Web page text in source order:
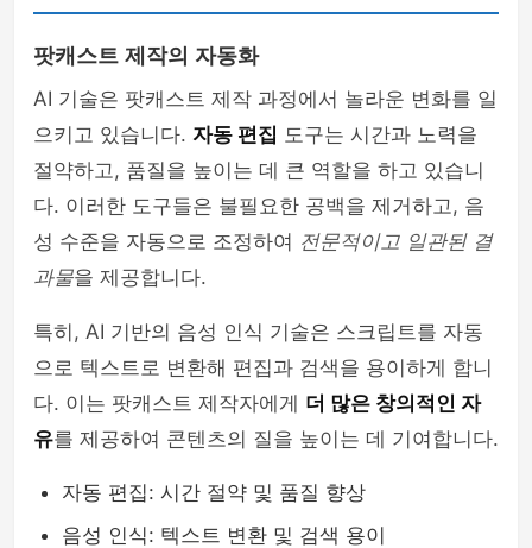
팟캐스트 제작의 자동화
AI 기술은 팟캐스트 제작 과정에서 놀라운 변화를 일
으키고 있습니다. 자동 편집 도구는 시간과 노력을
절약하고, 품질을 높이는 데 큰 역할을 하고 있습니
다. 이러한 도구들은 불필요한 공백을 제거하고, 음
성 수준을 자동으로 조정하여 전문적이고 일관된 결
과물을 제공합니다.
특히, AI 기반의 음성 인식 기술은 스크립트를 자동
으로 텍스트로 변환해 편집과 검색을 용이하게 합니
다. 이는 팟캐스트 제작자에게 더 많은 창의적인 자
유를 제공하여 콘텐츠의 질을 높이는 데 기여합니다.
자동 편집: 시간 절약 및 품질 향상
음성 인식: 텍스트 변환 및 검색 용이